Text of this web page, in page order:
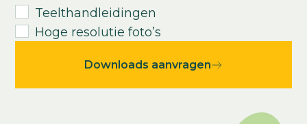
Teelthandleidingen
Hoge resolutie foto’s
Downloads aanvragen